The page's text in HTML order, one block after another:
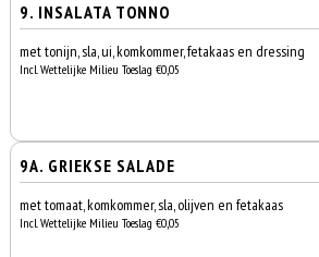
9. INSALATA TONNO
met tonijn, sla, ui, komkommer, fetakaas en dressing
Incl. Wettelijke Milieu Toeslag €0,05
9A. GRIEKSE SALADE
met tomaat, komkommer, sla, olijven en fetakaas
Incl. Wettelijke Milieu Toeslag €0,05